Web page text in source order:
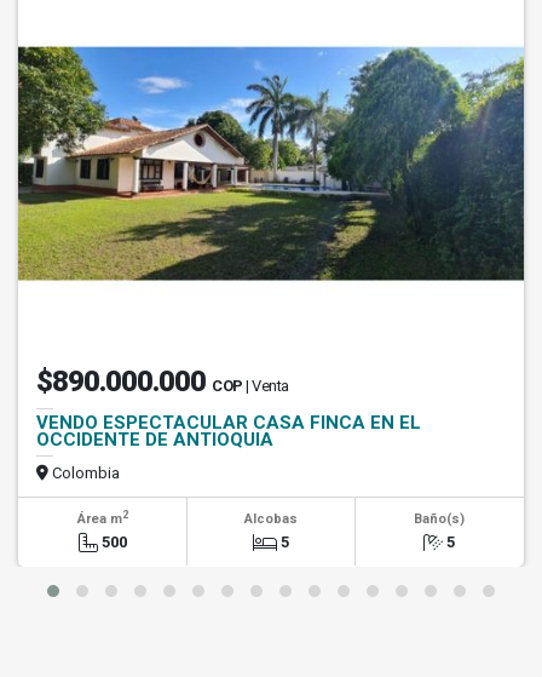
$890.000.000 COP | Venta
VENDO ESPECTACULAR CASA FINCA EN EL
OCCIDENTE DE ANTIOQUIA
Colombia
Área m2
500
Alcobas
5
Baño(s)
5